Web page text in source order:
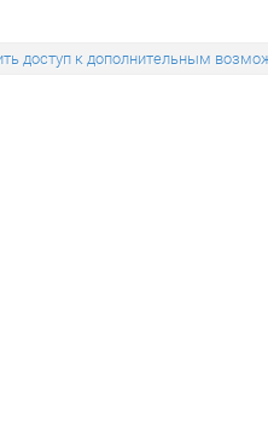
доступ к дополнительным